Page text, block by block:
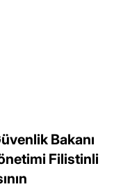
Bakanı
Filistinli